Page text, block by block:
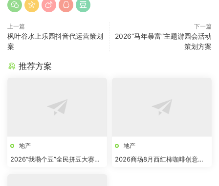
上一篇
枫叶谷水上乐园抖音代运营策划
案
下一篇
2026“马年暴富”主题游园会活动
策划方案
推荐方案
地产
2026“我嘞个豆”全民拼豆大赛主
地产
2026商场8月西红柿咖啡创意市